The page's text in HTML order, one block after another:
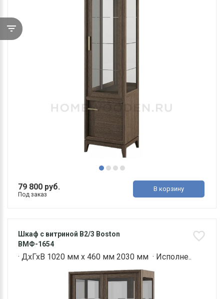
79 800 руб.
Под заказ
В корзину
Шкаф с витриной В2/3 Boston
ВМФ-1654
· ДхГхВ 1020 мм х 460 мм 2030 мм · Исполне..